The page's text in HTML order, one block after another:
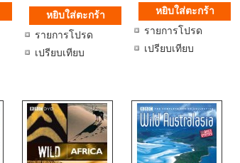
รายการโปรด
เปรียบเทียบ
รายการโปรด
เปรียบเทียบ